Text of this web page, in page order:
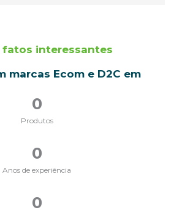
fatos interessantes
marcas Ecom e D2C em
Produtos
0
Anos de experiência
0
0